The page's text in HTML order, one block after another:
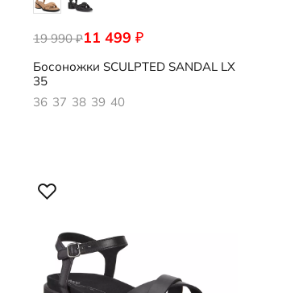
11 499 ₽
19 990₽
222793/61103
Босоножки SCULPTED SANDAL LX
35
36 37 38 39 40